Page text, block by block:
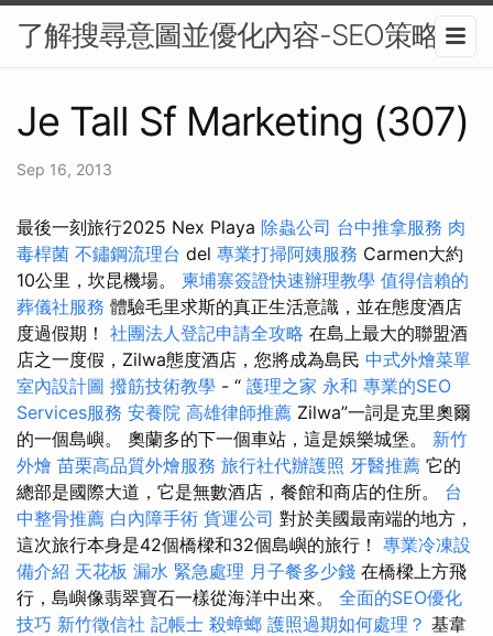
了解搜尋意圖並優化內容-SEO策略
Je Tall Sf Marketing (307)
Sep 16, 2013
最後一刻旅行2025 Nex Playa 除蟲公司 台中推拿服務 肉
毒桿菌 不鏽鋼流理台 del 專業打掃阿姨服務 Carmen大約
10公里，坎昆機場。 柬埔寨簽證快速辦理教學 值得信賴的
葬儀社服務 體驗毛里求斯的真正生活意識，並在態度酒店
度過假期！ 社團法人登記申請全攻略 在島上最大的聯盟酒
店之一度假，Zilwa態度酒店，您將成為島民 中式外燴菜單
室內設計圖 撥筋技術教學 - “ 護理之家 永和 專業的SEO
Services服務 安養院 高雄律師推薦 Zilwa”一詞是克里奧爾
的一個島嶼。 奧蘭多的下一個車站，這是娛樂城堡。 新竹
外燴 苗栗高品質外燴服務 旅行社代辦護照 牙醫推薦 它的
總部是國際大道，它是無數酒店，餐館和商店的住所。 台
中整骨推薦 白內障手術 貨運公司 對於美國最南端的地方，
這次旅行本身是42個橋樑和32個島嶼的旅行！ 專業冷凍設
備介紹 天花板 漏水 緊急處理 月子餐多少錢 在橋樑上方飛
行，島嶼像翡翠寶石一樣從海洋中出來。 全面的SEO優化
技巧 新竹徵信社 記帳士 殺蟑螂 護照過期如何處理？ 基韋